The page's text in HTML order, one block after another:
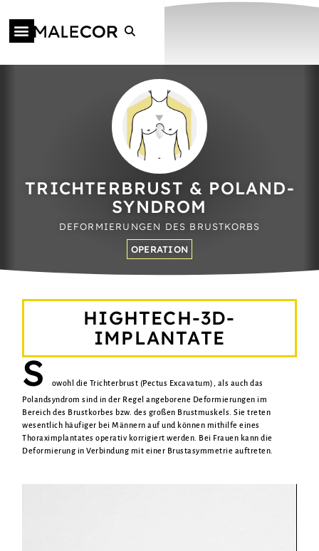
TRICHTER­BRUST & POLAND­
SYNDROM
DEFORMIERUNGEN DES BRUSTKORBS
OPERATION
HIGH­TECH-3D-
IMPLANTATE
S
owohl die Trichterbrust (Pectus Excavatum), als auch das
Polandsyndrom sind in der Regel angeborene Deformierungen im
Bereich des Brustkorbes bzw. des großen Brustmuskels. Sie treten
wesentlich häufiger bei Männern auf und können mithilfe eines
Thoraximplantates operativ korrigiert werden. Bei Frauen kann die
Deformierung in Verbindung mit einer Brustasymmetrie auftreten.